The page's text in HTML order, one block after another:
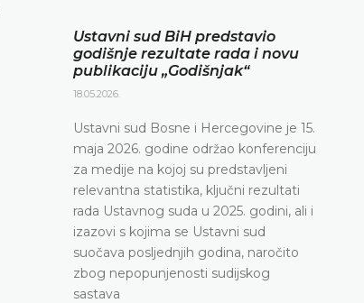
Ustavni sud BiH predstavio
godišnje rezultate rada i novu
publikaciju „Godišnjak“
18.05.2026.
Ustavni sud Bosne i Hercegovine je 15.
maja 2026. godine održao konferenciju
za medije na kojoj su predstavljeni
relevantna statistika, ključni rezultati
rada Ustavnog suda u 2025. godini, ali i
izazovi s kojima se Ustavni sud
suočava posljednjih godina, naročito
zbog nepopunjenosti sudijskog
sastava